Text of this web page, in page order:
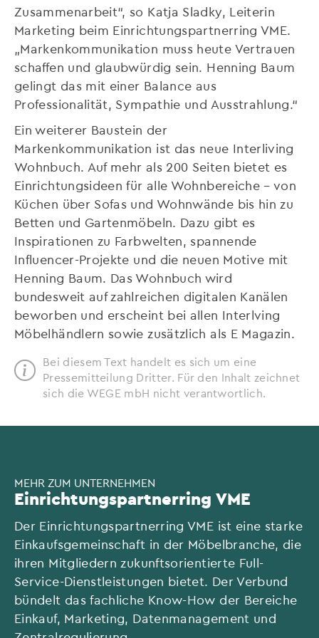
Zusammenarbeit“, so Katja Sladky, Leiterin
Marketing beim Einrichtungspartnerring VME.
„Markenkommunikation muss heute Vertrauen
schaffen und glaubwürdig sein. Henning Baum
gelingt das mit einer Balance aus
Professionalität, Sympathie und Ausstrahlung.“
Ein weiterer Baustein der
Markenkommunikation ist das neue Interliving
Wohnbuch. Auf mehr als 200 Seiten bietet es
Einrichtungsideen für alle Wohnbereiche – von
Küchen über Sofas und Wohnwände bis hin zu
Betten und Gartenmöbeln. Dazu gibt es
Inspirationen zu Farbwelten, spannende
Influencer-Projekte und die neuen Motive mit
Henning Baum. Das Wohnbuch wird
bundesweit auf zahlreichen digitalen Kanälen
beworben und erscheint bei allen Interlving
Möbelhändlern sowie zusätzlich als E Magazin.
Bei diesem Text handelt es sich um eine
Pressemitteilung Dritter. Für den Inhalt zeichnet
sich die WEGE mbH nicht verantwortlich.
MEHR ZUM UNTERNEHMEN
Einrichtungspartnerring VME
Der Einrichtungspartnerring VME ist eine starke
Einkaufsgemeinschaft in der Möbelbranche, die
ihren Mitgliedern zukunftsorientierte Full-
Service-Dienstleistungen bietet. Der Verbund
bündelt das fachliche Know-How der Bereiche
Einkauf, Marketing, Datenmanagement und